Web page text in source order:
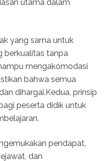
utama dalam
yang sama untuk
berkualitas tanpa
mengakomodasi
bahwa semua
dihargai.Kedua, prinsip
peserta didik untuk
pendapat,
dan